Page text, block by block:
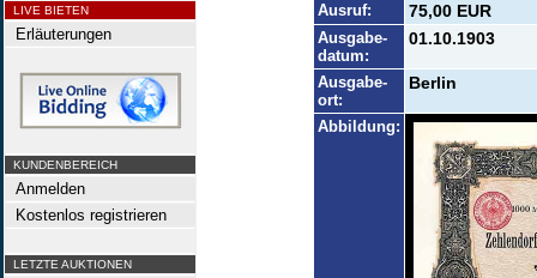
LIVE BIETEN
Erläuterungen
KUNDENBEREICH
Anmelden
Kostenlos registrieren
LETZTE AUKTIONEN
Ausruf: 75,00 EUR
Ausgabe-
datum:
01.10.1903
Ausgabe-
ort:
Berlin
Abbildung: